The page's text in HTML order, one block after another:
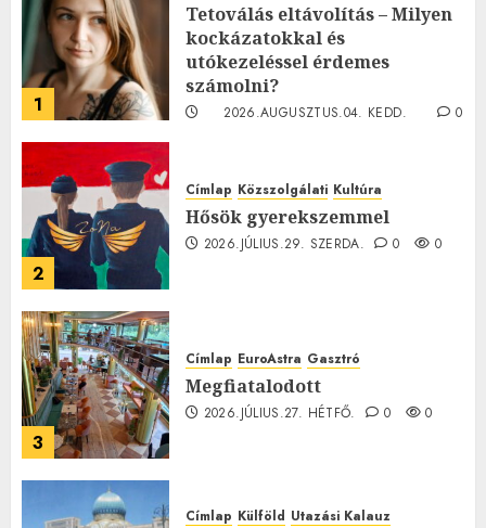
1
Tetoválás eltávolítás – Milyen
kockázatokkal és
utókezeléssel érdemes
számolni?
2026.AUGUSZTUS.04. KEDD.
0
2
Címlap Közszolgálati Kultúra
Hősök gyerekszemmel
2026.JÚLIUS.29. SZERDA. 0 0
3
Címlap EuroAstra Gasztró
Megfiatalodott
2026.JÚLIUS.27. HÉTFŐ. 0 0
Címlap Külföld Utazási Kalauz